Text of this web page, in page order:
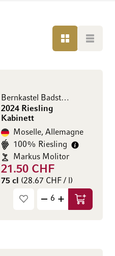
GRILLE LISTE
Bernkastel Badstube
2024 Riesling
Kabinett
Moselle, Allemagne
100% Riesling
Markus Molitor
21.50 CHF
75 cl (28.67 CHF / l)
Ajouter